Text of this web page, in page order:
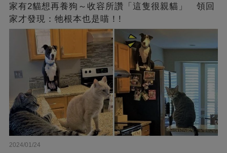
家有2貓想再養狗～收容所讚「這隻很親貓」 領回
家才發現：牠根本也是喵！!
2024/01/24